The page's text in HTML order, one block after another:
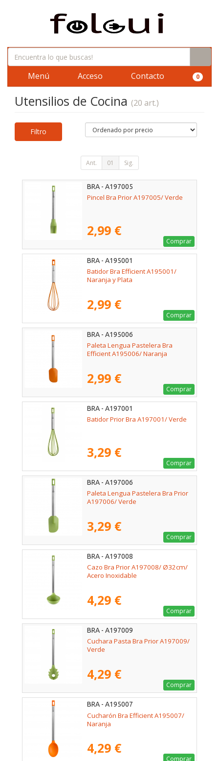
Menú Acceso Contacto 0
Utensilios de Cocina (20 art.)
Filtro
Ant. 01 Sig.
BRA - A197005
Pincel Bra Prior A197005/ Verde
2,99 €
Comprar
BRA - A195001
Batidor Bra Efficient A195001/
Naranja y Plata
2,99 €
Comprar
BRA - A195006
Paleta Lengua Pastelera Bra
Efficient A195006/ Naranja
2,99 €
Comprar
BRA - A197001
Batidor Prior Bra A197001/ Verde
3,29 €
Comprar
BRA - A197006
Paleta Lengua Pastelera Bra Prior
A197006/ Verde
3,29 €
Comprar
BRA - A197008
Cazo Bra Prior A197008/ Ø32cm/
Acero Inoxidable
4,29 €
Comprar
BRA - A197009
Cuchara Pasta Bra Prior A197009/
Verde
4,29 €
Comprar
BRA - A195007
Cucharón Bra Efficient A195007/
Naranja
4,29 €
Comprar